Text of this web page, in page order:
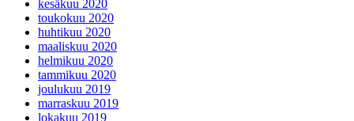
kesäkuu 2020
toukokuu 2020
huhtikuu 2020
maaliskuu 2020
helmikuu 2020
tammikuu 2020
joulukuu 2019
marraskuu 2019
lokakuu 2019